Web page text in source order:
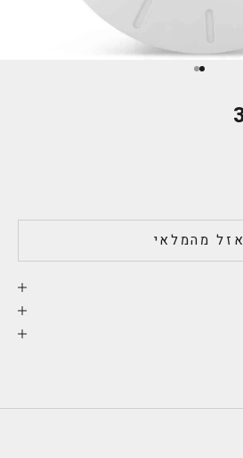
עבור לפריט 1
עבור לפריט 2
אזל מהמלאי